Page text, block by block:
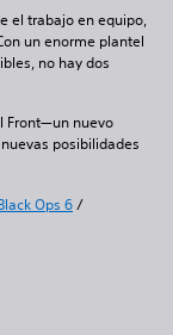
el trabajo en equipo,
un enorme plantel
no hay dos
Front—un nuevo
posibilidades
Ops 6/